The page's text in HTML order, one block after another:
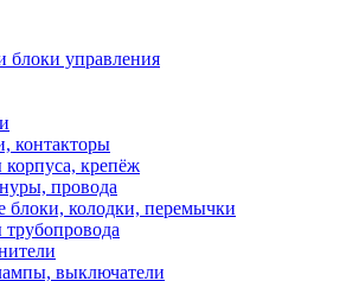
блоки управления
контакторы
крепёж
провода
колодки, перемычки
выключатели